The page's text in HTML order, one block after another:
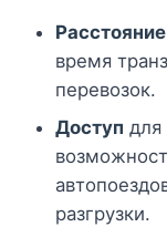
Расстояние
время
перевозок.
Доступ для
разгрузки.